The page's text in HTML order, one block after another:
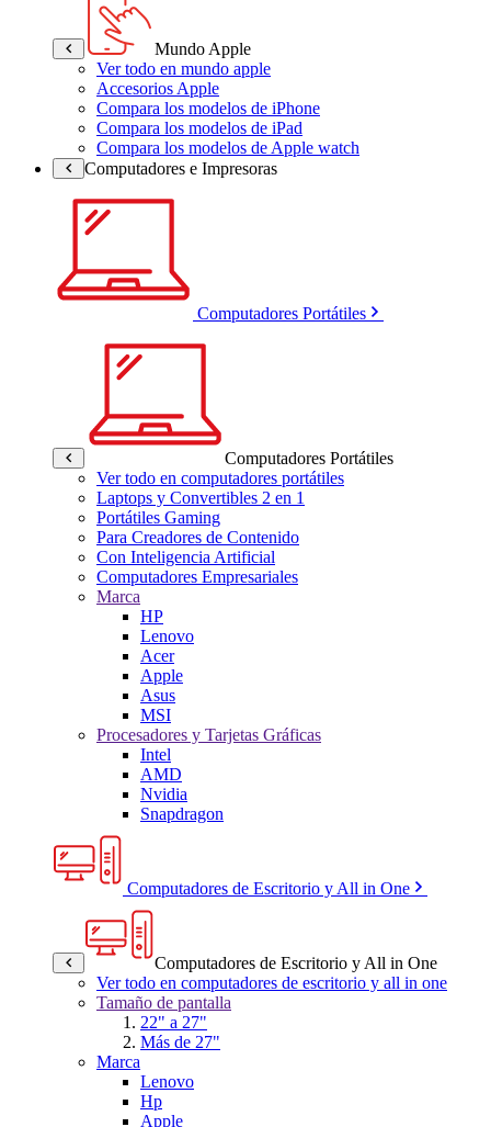
Mundo Apple
Ver todo en mundo apple
Accesorios Apple
Compara los modelos de iPhone
Compara los modelos de iPad
Compara los modelos de Apple watch
Computadores e Impresoras
Computadores Portátiles
Computadores Portátiles
Ver todo en computadores portátiles
Laptops y Convertibles 2 en 1
Portátiles Gaming
Para Creadores de Contenido
Con Inteligencia Artificial
Computadores Empresariales
Marca
HP
Lenovo
Acer
Apple
Asus
MSI
Procesadores y Tarjetas Gráficas
Intel
AMD
Nvidia
Snapdragon
Computadores de Escritorio y All in One
Computadores de Escritorio y All in One
Ver todo en computadores de escritorio y all in one
Tamaño de pantalla
22" a 27"
Más de 27"
Marca
Lenovo
Hp
Apple